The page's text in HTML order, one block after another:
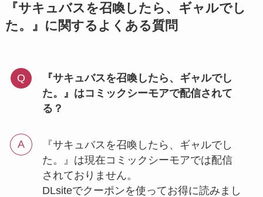
『サキュバスを召喚したら、ギャルでし
た。』に関するよくある質問
『サキュバスを召喚したら、ギャルでし
た。』はコミックシーモアで配信されて
る？
『サキュバスを召喚したら、ギャルでし
た。』は現在コミックシーモアでは配信
されておりません。
DLsiteでクーポンを使ってお得に読みまし